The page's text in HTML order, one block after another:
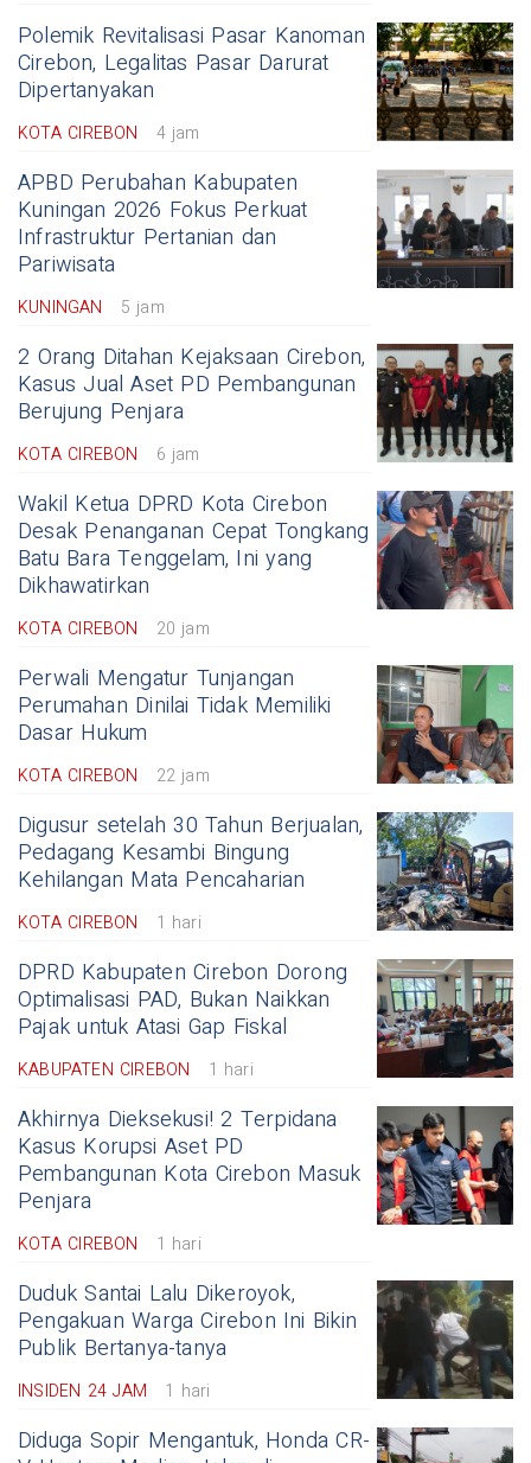
Polemik Revitalisasi Pasar Kanoman
Cirebon, Legalitas Pasar Darurat
Dipertanyakan
KOTA CIREBON 4 jam
APBD Perubahan Kabupaten
Kuningan 2026 Fokus Perkuat
Infrastruktur Pertanian dan
Pariwisata
KUNINGAN 5 jam
2 Orang Ditahan Kejaksaan Cirebon,
Kasus Jual Aset PD Pembangunan
Berujung Penjara
KOTA CIREBON 6 jam
Wakil Ketua DPRD Kota Cirebon
Desak Penanganan Cepat Tongkang
Batu Bara Tenggelam, Ini yang
Dikhawatirkan
KOTA CIREBON 20 jam
Perwali Mengatur Tunjangan
Perumahan Dinilai Tidak Memiliki
Dasar Hukum
KOTA CIREBON 22 jam
Digusur setelah 30 Tahun Berjualan,
Pedagang Kesambi Bingung
Kehilangan Mata Pencaharian
KOTA CIREBON 1 hari
DPRD Kabupaten Cirebon Dorong
Optimalisasi PAD, Bukan Naikkan
Pajak untuk Atasi Gap Fiskal
KABUPATEN CIREBON 1 hari
Akhirnya Dieksekusi! 2 Terpidana
Kasus Korupsi Aset PD
Pembangunan Kota Cirebon Masuk
Penjara
KOTA CIREBON 1 hari
Duduk Santai Lalu Dikeroyok,
Pengakuan Warga Cirebon Ini Bikin
Publik Bertanya-tanya
INSIDEN 24 JAM 1 hari
Diduga Sopir Mengantuk, Honda CR-